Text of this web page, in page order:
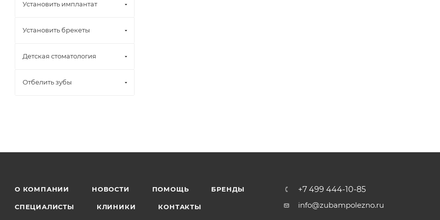
Установить имплантат
Установить брекеты
Детская стоматология
Отбелить зубы
О КОМПАНИИ НОВОСТИ ПОМОЩЬ БРЕНДЫ
СПЕЦИАЛИСТЫ КЛИНИКИ КОНТАКТЫ
+7 499 444-10-85
info@zubampolezno.ru